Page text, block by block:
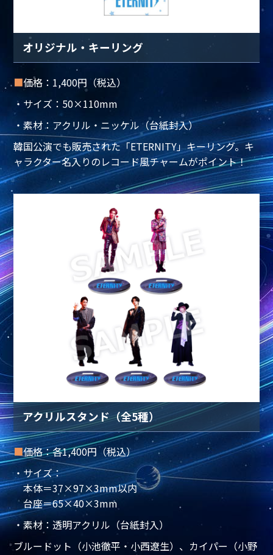
オリジナル・キーリング
■価格：1,400円（税込）
・サイズ：50×110mm
・素材：アクリル・ニッケル（台紙封入）
韓国公演でも販売された「ETERNITY」キーリング。キ
ャラクター名入りのレコード風チャームがポイント！
アクリルスタンド（全5種）
■価格：各1,400円（税込）
・サイズ：
本体＝37×97×3mm以内
台座＝65×40×3mm
・素材：透明アクリル（台紙封入）
ブルードット（小池徹平・小西遼生）、カイパー（小野